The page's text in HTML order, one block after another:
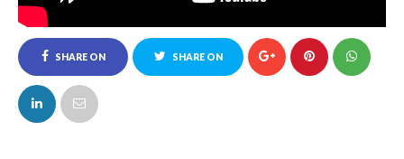
SHARE ON
FACEBOOK
SHARE ON